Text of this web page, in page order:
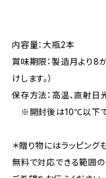
内容量：大瓶2本
賞味期限：製造月より8
けします。）
保存方法：高温、直射日
※開封後は10℃以下で
＊贈り物にはラッピング
無料で対応できる範囲の